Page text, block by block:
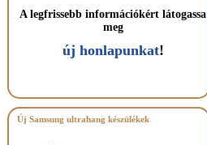
A legfrissebb információkért látogassa
meg
új honlapunkat!
Új Samsung ultrahang készülékek